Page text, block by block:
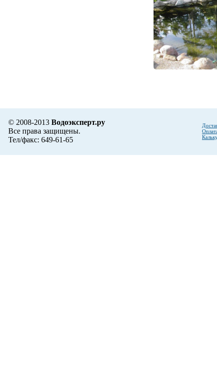
© 2008-2013 Водоэксперт.ру
Все права защищены.
Тел/факс: 649-61-65